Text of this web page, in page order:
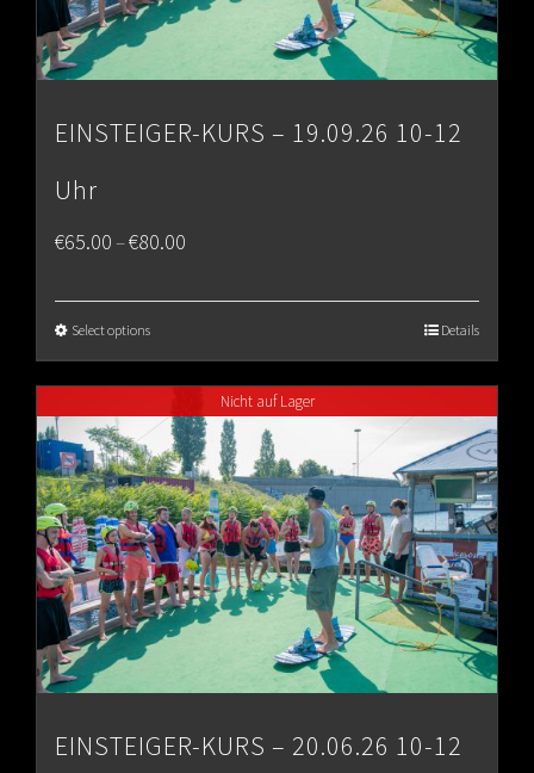
EINSTEIGER-KURS – 19.09.26 10-12
Uhr
€65.00–€80.00
€80.00
Select options Details
Nicht auf Lager
EINSTEIGER-KURS – 20.06.26 10-12